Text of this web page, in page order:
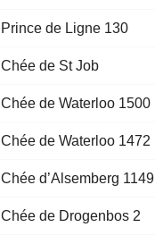
Prince de Ligne 130
Chée de St Job
Chée de Waterloo 1500
Chée de Waterloo 1472
Chée d’Alsemberg 1149
Chée de Drogenbos 2